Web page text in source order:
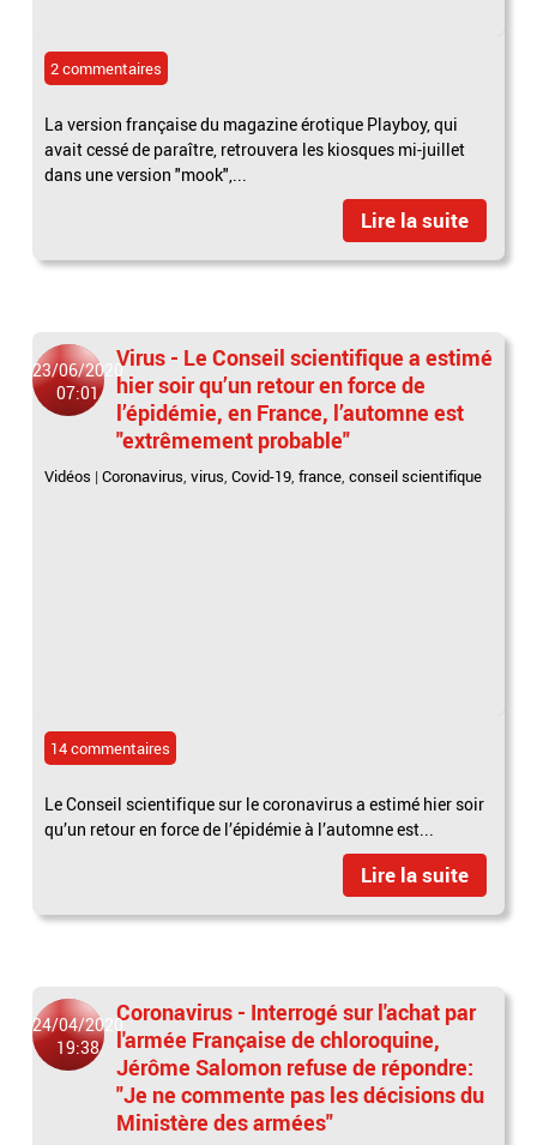
2 commentaires
La version française du magazine érotique Playboy, qui
avait cessé de paraître, retrouvera les kiosques mi-juillet
dans une version "mook",...
Lire la suite
23/06/2020
07:01
Virus - Le Conseil scientifique a estimé
hier soir qu’un retour en force de
l’épidémie, en France, l’automne est
"extrêmement probable"
Vidéos |Coronavirus,virus,Covid-19,france,conseil scientifique
14 commentaires
Le Conseil scientifique sur le coronavirus a estimé hier soir
qu’un retour en force de l’épidémie à l’automne est...
Lire la suite
24/04/2020
19:38
Coronavirus - Interrogé sur l'achat par
l'armée Française de chloroquine,
Jérôme Salomon refuse de répondre:
"Je ne commente pas les décisions du
Ministère des armées"